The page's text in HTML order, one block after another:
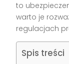
to
warto je
regulacjach
Spis treści